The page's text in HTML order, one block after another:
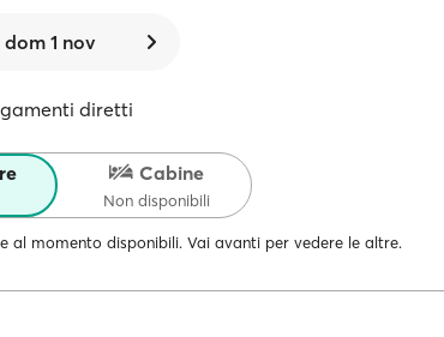
dom 1 nov
diretti
Cabine
Non disponibili
al momento disponibili. Vai avanti per vedere le altre.